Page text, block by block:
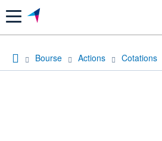
Menu
Bourse Actions Cotations